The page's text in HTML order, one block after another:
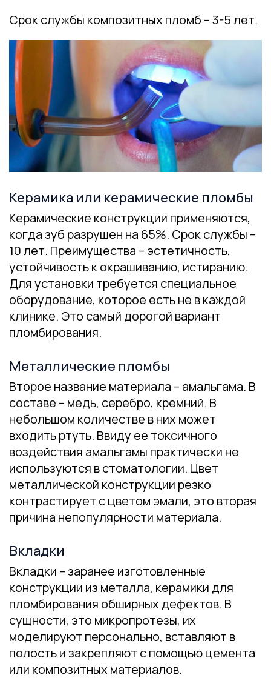
Срок службы композитных пломб – 3-5 лет.
Керамика или керамические пломбы
Керамические конструкции применяются,
когда зуб разрушен на 65%. Срок службы –
10 лет. Преимущества – эстетичность,
устойчивость к окрашиванию, истиранию.
Для установки требуется специальное
оборудование, которое есть не в каждой
клинике. Это самый дорогой вариант
пломбирования.
Металлические пломбы
Второе название материала – амальгама. В
составе – медь, серебро, кремний. В
небольшом количестве в них может
входить ртуть. Ввиду ее токсичного
воздействия амальгамы практически не
используются в стоматологии. Цвет
металлической конструкции резко
контрастирует с цветом эмали, это вторая
причина непопулярности материала.
Вкладки
Вкладки – заранее изготовленные
конструкции из металла, керамики для
пломбирования обширных дефектов. В
сущности, это микропротезы, их
моделируют персонально, вставляют в
полость и закрепляют с помощью цемента
или композитных материалов.